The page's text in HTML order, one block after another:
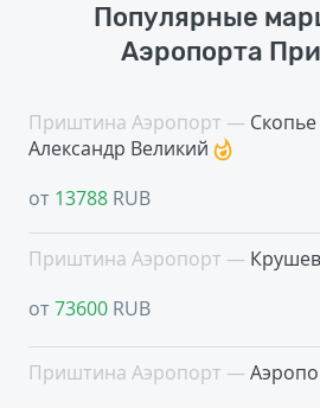
Популярные
Аэропорта
Приштина Аэропорт —
Александр Великий
от 13788 RUB
Приштина Аэропорт —
от73600 RUB
Приштина Аэропорт —